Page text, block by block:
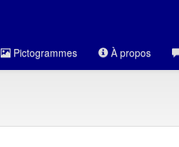
Pictogrammes À propos